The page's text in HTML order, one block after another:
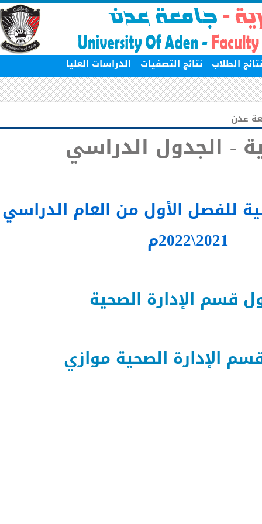
الطلاب نتائج التصفيات الدراسات العليا
عدن
- الجدول الدراسي
للفصل الأول من العام الدراسي
2021\2022م
الإدارة الصحية
الإدارة الصحية موازي